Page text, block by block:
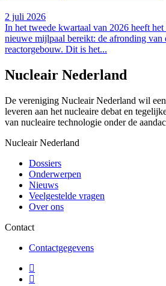
2 juli 2026
In het tweede kwartaal van 2026 heeft
nieuwe mijlpaal bereikt: de afronding van
reactorgebouw. Dit is het...
Nucleair Nederland
De vereniging Nucleair Nederland wil
leveren aan het nucleaire debat en
van nucleaire technologie onder de
Nucleair Nederland
Dossiers
Onderwerpen
Nieuws
Veelgestelde vragen
Over ons
Contact
Contactgegevens